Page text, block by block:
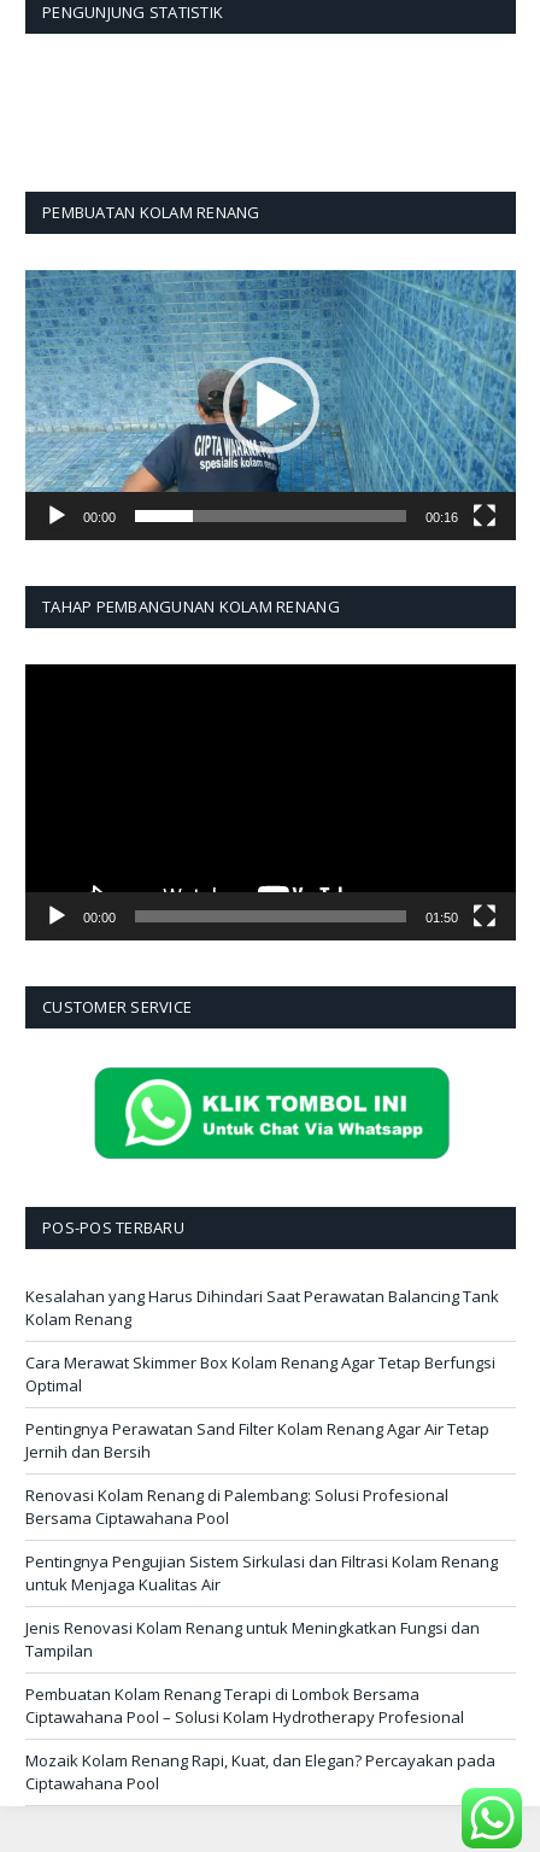
PENGUNJUNG STATISTIK
PEMBUATAN KOLAM RENANG
Pemutar
Video
00:00 00:16
TAHAP PEMBANGUNAN KOLAM RENANG
00:00 01:50
CUSTOMER SERVICE
POS-POS TERBARU
Kesalahan yang Harus Dihindari Saat Perawatan Balancing Tank
Kolam Renang
Cara Merawat Skimmer Box Kolam Renang Agar Tetap Berfungsi
Optimal
Pentingnya Perawatan Sand Filter Kolam Renang Agar Air Tetap
Jernih dan Bersih
Renovasi Kolam Renang di Palembang: Solusi Profesional
Bersama Ciptawahana Pool
Pentingnya Pengujian Sistem Sirkulasi dan Filtrasi Kolam Renang
untuk Menjaga Kualitas Air
Jenis Renovasi Kolam Renang untuk Meningkatkan Fungsi dan
Tampilan
Pembuatan Kolam Renang Terapi di Lombok Bersama
Ciptawahana Pool – Solusi Kolam Hydrotherapy Profesional
Mozaik Kolam Renang Rapi, Kuat, dan Elegan? Percayakan pada
Ciptawahana Pool